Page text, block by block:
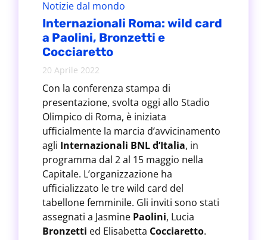
Notizie dal mondo
Internazionali Roma: wild card
a Paolini, Bronzetti e
Cocciaretto
20 Aprile 2022
Con la conferenza stampa di
presentazione, svolta oggi allo Stadio
Olimpico di Roma, è iniziata
ufficialmente la marcia d’avvicinamento
agli Internazionali BNL d’Italia, in
programma dal 2 al 15 maggio nella
Capitale. L’organizzazione ha
ufficializzato le tre wild card del
tabellone femminile. Gli inviti sono stati
assegnati a Jasmine Paolini, Lucia
Bronzetti ed Elisabetta Cocciaretto.